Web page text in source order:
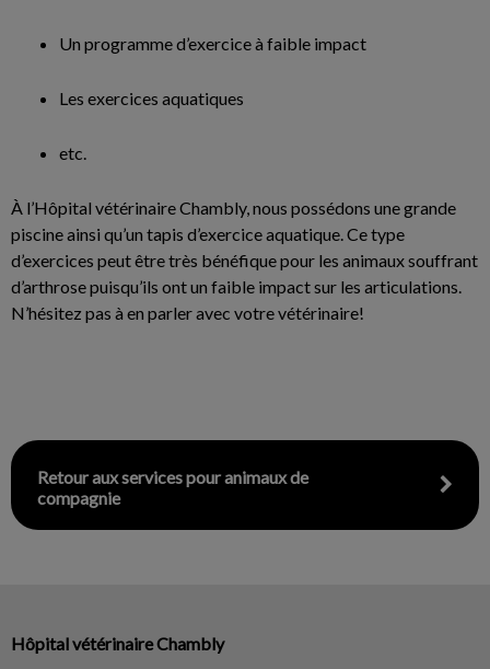
Un programme d’exercice à faible impact
Les exercices aquatiques
etc.
À l’Hôpital vétérinaire Chambly, nous possédons une grande
piscine ainsi qu’un tapis d’exercice aquatique. Ce type
d’exercices peut être très bénéfique pour les animaux souffrant
d’arthrose puisqu’ils ont un faible impact sur les articulations.
N’hésitez pas à en parler avec votre vétérinaire!
Retour aux services pour animaux de
compagnie
Hôpital vétérinaire Chambly